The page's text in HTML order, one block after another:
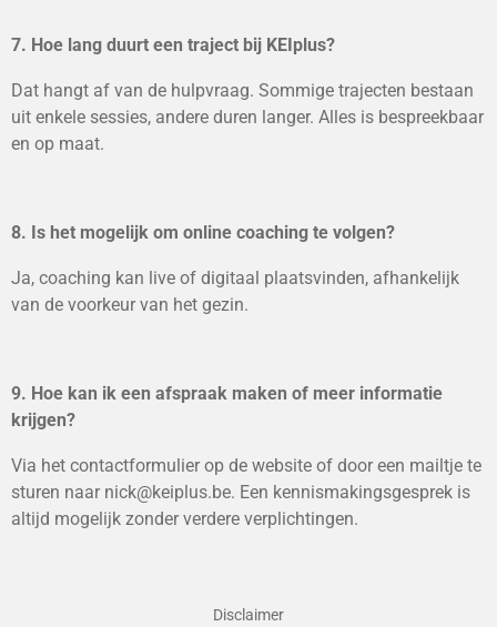
7. Hoe lang duurt een traject bij KEIplus?
Dat hangt af van de hulpvraag. Sommige trajecten bestaan
uit enkele sessies, andere duren langer. Alles is bespreekbaar
en op maat.
8. Is het mogelijk om online coaching te volgen?
Ja, coaching kan live of digitaal plaatsvinden, afhankelijk
van de voorkeur van het gezin.
9. Hoe kan ik een afspraak maken of meer informatie
krijgen?
Via het contactformulier op de website of door een mailtje te
sturen naar nick@keiplus.be. Een kennismakingsgesprek is
altijd mogelijk zonder verdere verplichtingen.
Disclaimer